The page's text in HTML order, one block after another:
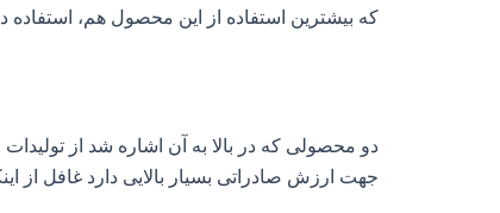
که بیشترین استفاده از این محصول هم،
دو محصولی که در بالا به آن اشاره شد از
جهت ارزش صادراتی بسیار بالایی دارد غافل از